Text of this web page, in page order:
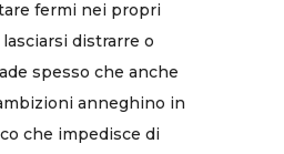
fermi nei propri
distrarre o
spesso che anche
anneghino in
che impedisce di